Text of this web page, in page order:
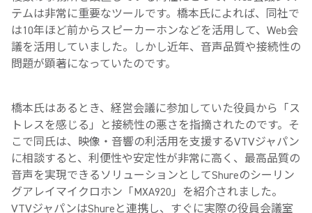
テムは非常に重要なツールです。橋本氏によれば、同社で
は10年ほど前からスピーカーホンなどを活用して、Web会
議を活用していました。しかし近年、音声品質や接続性の
問題が顕著になっていたのです。
橋本氏はあるとき、経営会議に参加していた役員から「ス
トレスを感じる」と接続性の悪さを指摘されたのです。そ
こで同氏は、映像・音響の利活用を支援するVTVジャパン
に相談すると、利便性や安定性が非常に高く、最高品質の
音声を実現できるソリューションとしてShureのシーリン
グアレイマイクロホン「MXA920」を紹介されました。
VTVジャパンはShureと連携し、すぐに実際の役員会議室